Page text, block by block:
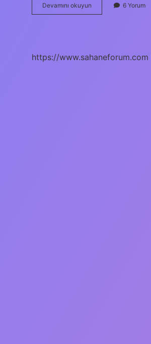
Devamını okuyun Amcamın
Oğlu
6 Yorum
https://www.sahaneforum.com